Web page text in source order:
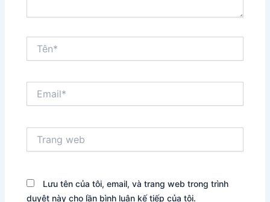
web
Lưu tên của tôi, email, và trang web trong trình
duyệt này cho lần bình luận kế tiếp của tôi.